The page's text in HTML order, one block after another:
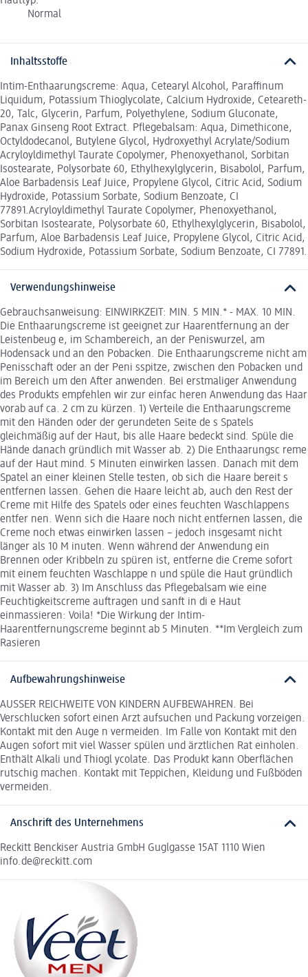
Normal
Inhaltsstoffe
Intim-Enthaarungscreme: Aqua, Cetearyl Alcohol, Paraffinum
Liquidum, Potassium Thioglycolate, Calcium Hydroxide, Ceteareth-
20, Talc, Glycerin, Parfum, Polyethylene, Sodium Gluconate,
Panax Ginseng Root Extract. Pflegebalsam: Aqua, Dimethicone,
Octyldodecanol, Butylene Glycol, Hydroxyethyl Acrylate/Sodium
Acryloyldimethyl Taurate Copolymer, Phenoxyethanol, Sorbitan
Isostearate, Polysorbate 60, Ethylhexylglycerin, Bisabolol, Parfum,
Aloe Barbadensis Leaf Juice, Propylene Glycol, Citric Acid, Sodium
Hydroxide, Potassium Sorbate, Sodium Benzoate, CI
77891.Acryloyldimethyl Taurate Copolymer, Phenoxyethanol,
Sorbitan Isostearate, Polysorbate 60, Ethylhexylglycerin, Bisabolol,
Parfum, Aloe Barbadensis Leaf Juice, Propylene Glycol, Citric Acid,
Sodium Hydroxide, Potassium Sorbate, Sodium Benzoate, CI 77891.
Verwendungshinweise
Gebrauchsanweisung: EINWIRKZEIT: MIN. 5 MIN.* - MAX. 10 MIN.
Die Enthaarungscreme ist geeignet zur Haarentfernung an der
Leistenbeug e, im Schambereich, an der Peniswurzel, am
Hodensack und an den Pobacken. Die Enthaarungscreme nicht am
Penisschaft oder an der Peni sspitze, zwischen den Pobacken und
im Bereich um den After anwenden. Bei erstmaliger Anwendung
des Produkts empfehlen wir zur einfac heren Anwendung das Haar
vorab auf ca. 2 cm zu kürzen. 1) Verteile die Enthaarungscreme
mit den Händen oder der gerundeten Seite de s Spatels
gleichmäßig auf der Haut, bis alle Haare bedeckt sind. Spüle die
Hände danach gründlich mit Wasser ab. 2) Die Enthaarungsc reme
auf der Haut mind. 5 Minuten einwirken lassen. Danach mit dem
Spatel an einer kleinen Stelle testen, ob sich die Haare bereit s
entfernen lassen. Gehen die Haare leicht ab, auch den Rest der
Creme mit Hilfe des Spatels oder eines feuchten Waschlappens
entfer nen. Wenn sich die Haare noch nicht entfernen lassen, die
Creme noch etwas einwirken lassen – jedoch insgesamt nicht
länger als 10 M inuten. Wenn während der Anwendung ein
Brennen oder Kribbeln zu spüren ist, entferne die Creme sofort
mit einem feuchten Waschlappe n und spüle die Haut gründlich
mit Wasser ab. 3) Im Anschluss das Pflegebalsam wie eine
Feuchtigkeitscreme auftragen und sanft in di e Haut
einmassieren: Voila! *Die Wirkung der Intim-
Haarentfernungscreme beginnt ab 5 Minuten. **Im Vergleich zum
Rasieren
Aufbewahrungshinweise
AUSSER REICHWEITE VON KINDERN AUFBEWAHREN. Bei
Verschlucken sofort einen Arzt aufsuchen und Packung vorzeigen.
Kontakt mit den Auge n vermeiden. Im Falle von Kontakt mit den
Augen sofort mit viel Wasser spülen und ärztlichen Rat einholen.
Enthält Alkali und Thiogl ycolate. Das Produkt kann Oberflächen
rutschig machen. Kontakt mit Teppichen, Kleidung und Fußböden
vermeiden.
Anschrift des Unternehmens
Reckitt Benckiser Austria GmbH Guglgasse 15AT 1110 Wien
info.de@reckitt.com